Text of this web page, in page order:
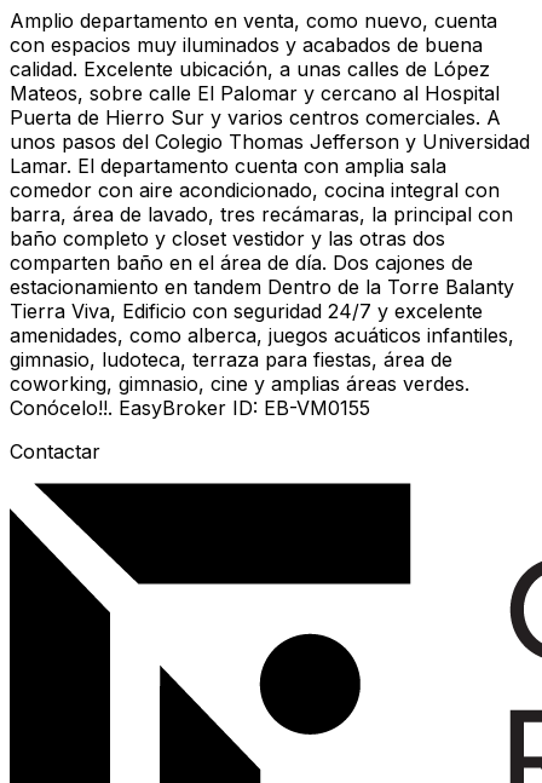
Amplio departamento en venta, como nuevo, cuenta
con espacios muy iluminados y acabados de buena
calidad. Excelente ubicación, a unas calles de López
Mateos, sobre calle El Palomar y cercano al Hospital
Puerta de Hierro Sur y varios centros comerciales. A
unos pasos del Colegio Thomas Jefferson y Universidad
Lamar. El departamento cuenta con amplia sala
comedor con aire acondicionado, cocina integral con
barra, área de lavado, tres recámaras, la principal con
baño completo y closet vestidor y las otras dos
comparten baño en el área de día. Dos cajones de
estacionamiento en tandem Dentro de la Torre Balanty
Tierra Viva, Edificio con seguridad 24/7 y excelente
amenidades, como alberca, juegos acuáticos infantiles,
gimnasio, ludoteca, terraza para fiestas, área de
coworking, gimnasio, cine y amplias áreas verdes.
Conócelo!!. EasyBroker ID: EB-VM0155
Contactar